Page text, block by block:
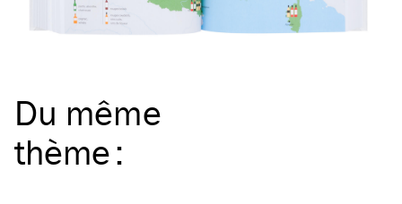
Du même
thème: